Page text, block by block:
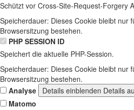
Schützt vor Cross-Site-Request-Forgery
Speicherdauer: Dieses Cookie bleibt nur
Browsersitzung bestehen.
PHP SESSION ID
Speichert die aktuelle PHP-Session.
Speicherdauer: Dieses Cookie bleibt nur
Browsersitzung bestehen.
Analyse
Details einblenden Details
Matomo